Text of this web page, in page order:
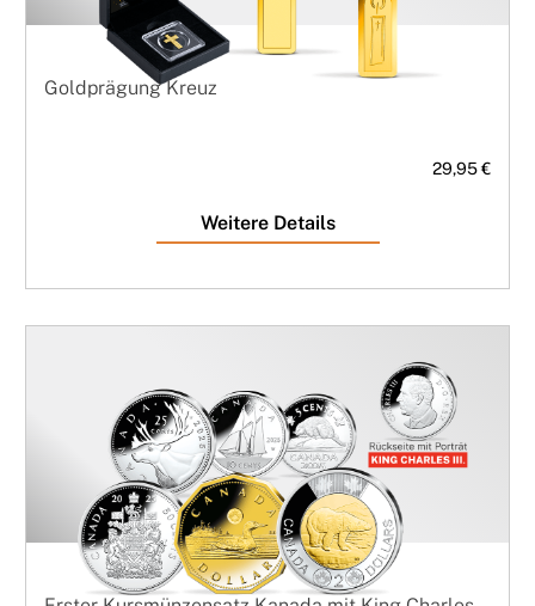
Goldprägung Kreuz
29,95 €
Weitere Details